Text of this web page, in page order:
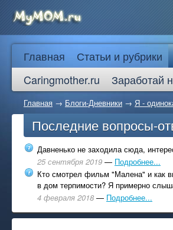
Главная Статьи и рубрики
Caringmother.ru
Заработай
Главная → Блоги-Дневники → Я -
Последние вопросы-
Давненько не заходила сюда,
25 сентября 2019 — Подробнее...
Кто смотрел фильм "Малена" и как
в дом терпимости? Я примерно
4 февраля 2018 — Подробнее...